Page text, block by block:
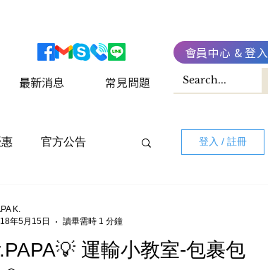
最新消息 常見問題
會員中心 & 登入
官方公告 登入 / 註冊
運輸小教室-包裹包
K.
年5月15日
讀畢需時 1 分鐘